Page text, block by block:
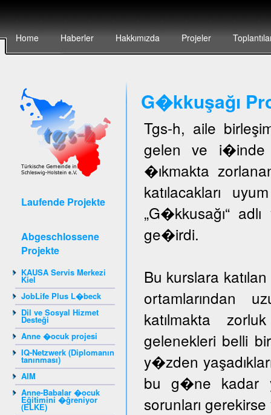
Home Haberler Hakkımızda Projeler
Laufende Projekte
Abgeschlossene
Projekte
KAUSA Servis Merkezi
Kiel
JobLife Plus L�beck
Dil ve Sosyal Hizmet
Desteği
Anne �ocuk projesi
IQ-Netzwerk (Diplomanın
tanınması)
AIM
Anne-Babalar �ocuk
Eğitimini �ğreniyor
(ELKE)
G�kkuşağı
Tgs-h, aile
gelen ve i�inde
�ıkmakta
katılacakları
„G�kkusağı“
ge�irdi.
Bu kurslara
ortamlarından
katılmakta
gelenekleri belli
y�zden
bu g�ne kadar
sorunları